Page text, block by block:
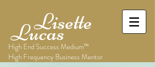
Lisette
Lucas
High End Success Medium™
High Frequency Business Mentor